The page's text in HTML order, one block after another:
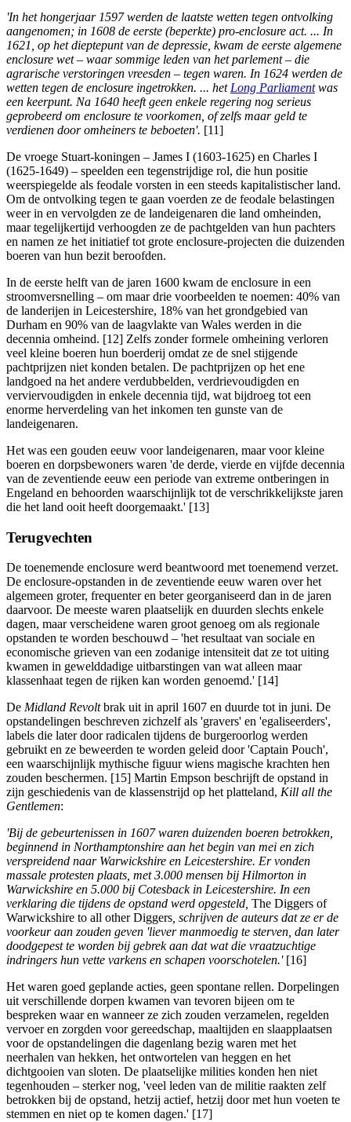
'In het hongerjaar 1597 werden de laatste wetten tegen ontvolking
aangenomen; in 1608 de eerste (beperkte) pro-enclosure act. ... In
1621, op het dieptepunt van de depressie, kwam de eerste algemene
enclosure wet – waar sommige leden van het parlement – die
agrarische verstoringen vreesden – tegen waren. In 1624 werden de
wetten tegen de enclosure ingetrokken. ... het Long Parliamentwas
een keerpunt. Na 1640 heeft geen enkele regering nog serieus
geprobeerd om enclosure te voorkomen, of zelfs maar geld te
verdienen door omheiners te beboeten'. [11]
De vroege Stuart-koningen – James I (1603-1625) en Charles I
(1625-1649) – speelden een tegenstrijdige rol, die hun positie
weerspiegelde als feodale vorsten in een steeds kapitalistischer land.
Om de ontvolking tegen te gaan voerden ze de feodale belastingen
weer in en vervolgden ze de landeigenaren die land omheinden,
maar tegelijkertijd verhoogden ze de pachtgelden van hun pachters
en namen ze het initiatief tot grote enclosure-projecten die duizenden
boeren van hun bezit beroofden.
In de eerste helft van de jaren 1600 kwam de enclosure in een
stroomversnelling – om maar drie voorbeelden te noemen: 40% van
de landerijen in Leicestershire, 18% van het grondgebied van
Durham en 90% van de laagvlakte van Wales werden in die
decennia omheind. [12] Zelfs zonder formele omheining verloren
veel kleine boeren hun boerderij omdat ze de snel stijgende
pachtprijzen niet konden betalen. De pachtprijzen op het ene
landgoed na het andere verdubbelden, verdrievoudigden en
verviervoudigden in enkele decennia tijd, wat bijdroeg tot een
enorme herverdeling van het inkomen ten gunste van de
landeigenaren.
Het was een gouden eeuw voor landeigenaren, maar voor kleine
boeren en dorpsbewoners waren 'de derde, vierde en vijfde decennia
van de zeventiende eeuw een periode van extreme ontberingen in
Engeland en behoorden waarschijnlijk tot de verschrikkelijkste jaren
die het land ooit heeft doorgemaakt.' [13]
Terugvechten
De toenemende enclosure werd beantwoord met toenemend verzet.
De enclosure-opstanden in de zeventiende eeuw waren over het
algemeen groter, frequenter en beter georganiseerd dan in de jaren
daarvoor. De meeste waren plaatselijk en duurden slechts enkele
dagen, maar verscheidene waren groot genoeg om als regionale
opstanden te worden beschouwd – 'het resultaat van sociale en
economische grieven van een zodanige intensiteit dat ze tot uiting
kwamen in gewelddadige uitbarstingen van wat alleen maar
klassenhaat tegen de rijken kan worden genoemd.' [14]
De Midland Revoltbrak uit in april 1607 en duurde tot in juni. De
opstandelingen beschreven zichzelf als 'gravers' en 'egaliseerders',
labels die later door radicalen tijdens de burgeroorlog werden
gebruikt en ze beweerden te worden geleid door 'Captain Pouch',
een waarschijnlijk mythische figuur wiens magische krachten hen
zouden beschermen. [15] Martin Empson beschrijft de opstand in
zijn geschiedenis van de klassenstrijd op het platteland, Kill all the
Gentlemen:
'Bij de gebeurtenissen in 1607 waren duizenden boeren betrokken,
beginnend in Northamptonshire aan het begin van mei en zich
verspreidend naar Warwickshire en Leicestershire. Er vonden
massale protesten plaats, met 3.000 mensen bij Hilmorton in
Warwickshire en 5.000 bij Cotesback in Leicestershire. In een
verklaring die tijdens de opstand werd opgesteld, The Diggers of
Warwickshire to all other Diggers , schrijven de auteurs dat ze er de
voorkeur aan zouden geven 'liever manmoedig te sterven, dan later
doodgepest te worden bij gebrek aan dat wat die vraatzuchtige
indringers hun vette varkens en schapen voorschotelen.'[16]
Het waren goed geplande acties, geen spontane rellen. Dorpelingen
uit verschillende dorpen kwamen van tevoren bijeen om te
bespreken waar en wanneer ze zich zouden verzamelen, regelden
vervoer en zorgden voor gereedschap, maaltijden en slaapplaatsen
voor de opstandelingen die dagenlang bezig waren met het
neerhalen van hekken, het ontwortelen van heggen en het
dichtgooien van sloten. De plaatselijke milities konden hen niet
tegenhouden – sterker nog, 'veel leden van de militie raakten zelf
betrokken bij de opstand, hetzij actief, hetzij door met hun voeten te
stemmen en niet op te komen dagen.' [17]